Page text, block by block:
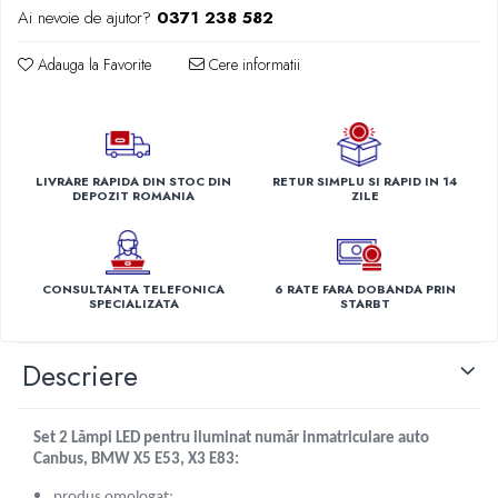
Volvo FH 2 Euro 4
Volvo FH 3 Euro 5
Perii, Bureti si Lavete Auto
Lavete si microfibra auto
Perii detailing si jante
Perii spalare auto
Prosoape auto pentru uscare
Statii radio CB auto si camion
Suporturi Numar de Inmatriculare
Ventilatoare Auto
Ai nevoie de ajutor? 0371 238 582
Adauga la Favorite Cere informatii
LIVRARE RAPIDA DIN STOC DIN
DEPOZIT ROMANIA
RETUR SIMPLU SI RAPID IN 14
ZILE
CONSULTANTA TELEFONICA
SPECIALIZATA
6 RATE FARA DOBANDA PRIN
STARBT
Descriere
Set 2 Lămpi LED pentru iluminat număr inmatriculare auto
Canbus, BMW X5 E53, X3 E83: